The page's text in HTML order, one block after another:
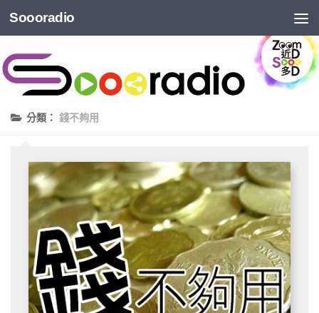
Soooradio
分類： 錢不夠用